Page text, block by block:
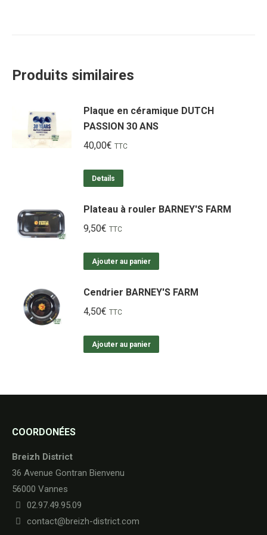
Produits similaires
Plaque en céramique DUTCH
PASSION 30 ANS
40,00€ TTC
Details
Plateau à rouler BARNEY'S FARM
9,50€ TTC
Ajouter au panier
Cendrier BARNEY'S FARM
4,50€ TTC
Ajouter au panier
COORDONÉES
Breizh District
36 Avenue Gontran Bienvenu
56000 Vannes
02.97.49.95.09
contact@breizh-district.com